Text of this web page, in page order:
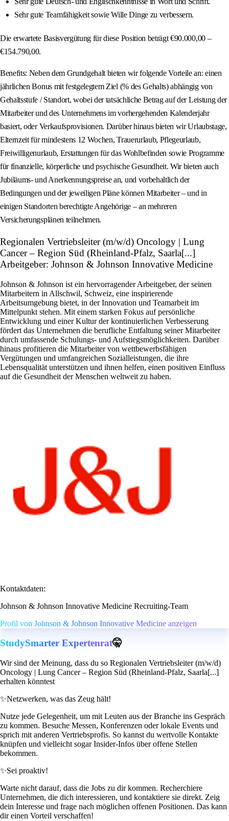
Sehr gute Teamfähigkeit sowie Wille Dinge zu verbessern.
Die erwartete Basisvergütung für diese Position beträgt €90.000,00 –
€154.790,00.
Benefits: Neben dem Grundgehalt bieten wir folgende Vorteile an: einen
jährlichen Bonus mit festgelegtem Ziel (% des Gehalts) abhängig von
Gehaltsstufe / Standort, wobei der tatsächliche Betrag auf der Leistung der
Mitarbeiter und des Unternehmens im vorhergehenden Kalenderjahr
basiert, oder Verkaufsprovisionen. Darüber hinaus bieten wir Urlaubstage,
Elternzeit für mindestens 12 Wochen, Trauerurlaub, Pflegeurlaub,
Freiwilligenurlaub, Erstattungen für das Wohlbefinden sowie Programme
für finanzielle, körperliche und psychische Gesundheit. Wir bieten auch
Jubiläums- und Anerkennungspreise an, und vorbehaltlich der
Bedingungen und der jeweiligen Pläne können Mitarbeiter – und in
einigen Standorten berechtigte Angehörige – an mehreren
Versicherungsplänen teilnehmen.
Regionalen Vertriebsleiter (m/w/d) Oncology | Lung
Cancer – Region Süd (Rheinland-Pfalz, Saarla[...]
Arbeitgeber: Johnson & Johnson Innovative Medicine
Johnson & Johnson ist ein hervorragender Arbeitgeber, der seinen
Mitarbeitern in Allschwil, Schweiz, eine inspirierende
Arbeitsumgebung bietet, in der Innovation und Teamarbeit im
Mittelpunkt stehen. Mit einem starken Fokus auf persönliche
Entwicklung und einer Kultur der kontinuierlichen Verbesserung
fördert das Unternehmen die berufliche Entfaltung seiner Mitarbeiter
durch umfassende Schulungs- und Aufstiegsmöglichkeiten. Darüber
hinaus profitieren die Mitarbeiter von wettbewerbsfähigen
Vergütungen und umfangreichen Sozialleistungen, die ihre
Lebensqualität unterstützen und ihnen helfen, einen positiven Einfluss
auf die Gesundheit der Menschen weltweit zu haben.
Kontaktdaten:
Johnson & Johnson Innovative Medicine Recruiting-Team
Profil von Johnson & Johnson Innovative Medicine anzeigen
StudySmarter Expertenrat🤫
Wir sind der Meinung, dass du so Regionalen Vertriebsleiter (m/w/d)
Oncology | Lung Cancer – Region Süd (Rheinland-Pfalz, Saarla[...]
erhalten könntest
✨Netzwerken, was das Zeug hält!
Nutze jede Gelegenheit, um mit Leuten aus der Branche ins Gespräch
zu kommen. Besuche Messen, Konferenzen oder lokale Events und
sprich mit anderen Vertriebsprofis. So kannst du wertvolle Kontakte
knüpfen und vielleicht sogar Insider-Infos über offene Stellen
bekommen.
✨Sei proaktiv!
Warte nicht darauf, dass die Jobs zu dir kommen. Recherchiere
Unternehmen, die dich interessieren, und kontaktiere sie direkt. Zeig
dein Interesse und frage nach möglichen offenen Positionen. Das kann
dir einen Vorteil verschaffen!